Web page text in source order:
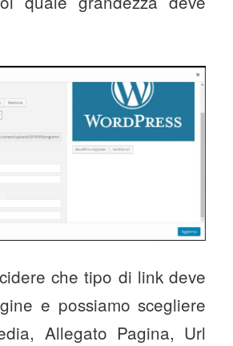
che tipo di link deve
e possiamo scegliere
Allegato Pagina, Url